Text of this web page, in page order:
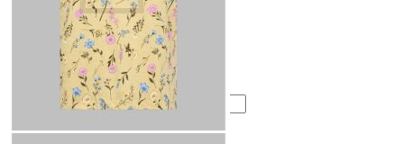
Ostoskori on tyhjä.
Takaisin kauppaan
Etsi: